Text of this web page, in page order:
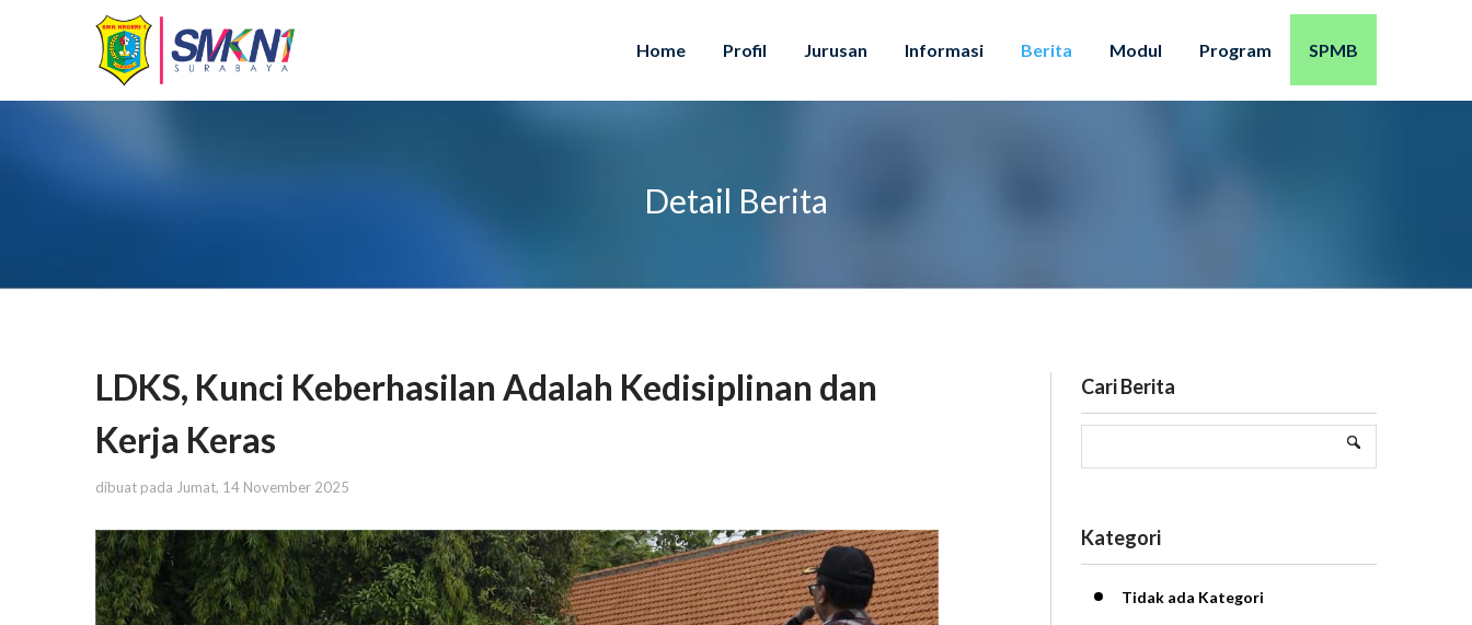
Home Profil Jurusan Informasi Berita Modul Program SPMB
Detail Berita
LDKS, Kunci Keberhasilan Adalah Kedisiplinan dan
Kerja Keras
dibuat pada Jumat, 14 November 2025
Cari Berita
Kategori
Tidak ada Kategori